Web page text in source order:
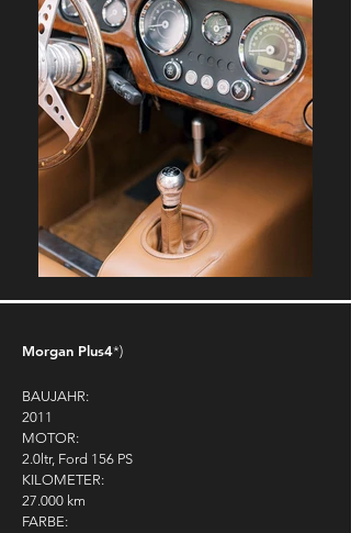
Morgan Plus4*)
BAUJAHR:
2011
MOTOR:
2.0ltr, Ford 156 PS
KILOMETER:
27.000 km
FARBE: